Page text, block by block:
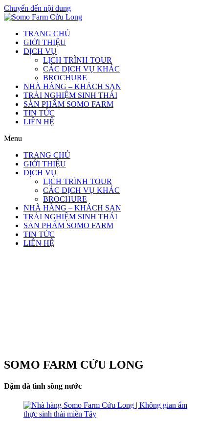
Chuyển đến nội dung
TRANG CHỦ
GIỚI THIỆU
DỊCH VỤ
LỊCH TRÌNH TOUR
CÁC DỊCH VỤ KHÁC
BROCHURE
NHÀ HÀNG – KHÁCH SẠN
TRẢI NGHIỆM SINH THÁI
SẢN PHẨM SOMO FARM
TIN TỨC
LIÊN HỆ
Menu
TRANG CHỦ
GIỚI THIỆU
DỊCH VỤ
LỊCH TRÌNH TOUR
CÁC DỊCH VỤ KHÁC
BROCHURE
NHÀ HÀNG – KHÁCH SẠN
TRẢI NGHIỆM SINH THÁI
SẢN PHẨM SOMO FARM
TIN TỨC
LIÊN HỆ
SOMO FARM CỬU LONG
Đậm đà tình sông nước